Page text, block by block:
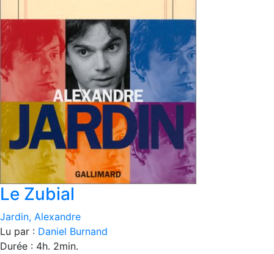
Le Zubial
Jardin, Alexandre
Lu par : Daniel Burnand
Durée : 4h. 2min.